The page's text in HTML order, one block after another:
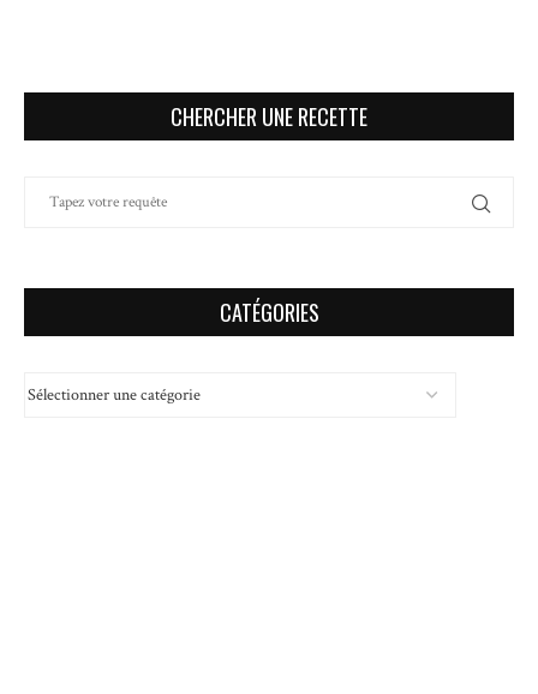
CHERCHER UNE RECETTE
CATÉGORIES